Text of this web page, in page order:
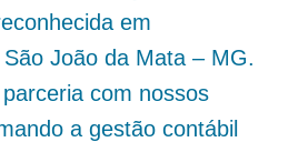
em
João da Mata – MG.
com nossos
a gestão contábil